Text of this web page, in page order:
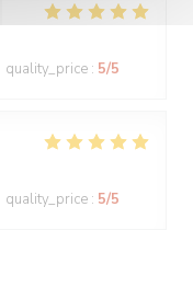
quality_price : 5/5
quality_price : 5/5